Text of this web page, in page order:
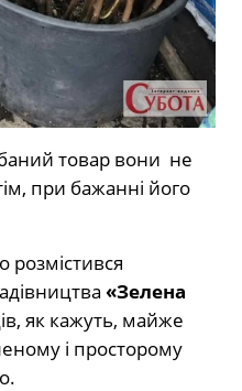
товар вони не
при бажанні його
розмістився
«Зелена
як кажуть, майже
і просторому